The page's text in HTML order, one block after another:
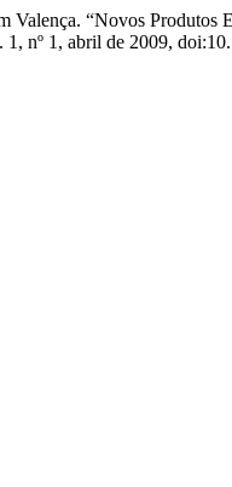
Valença. “Novos Produtos
1, nº 1, abril de 2009,